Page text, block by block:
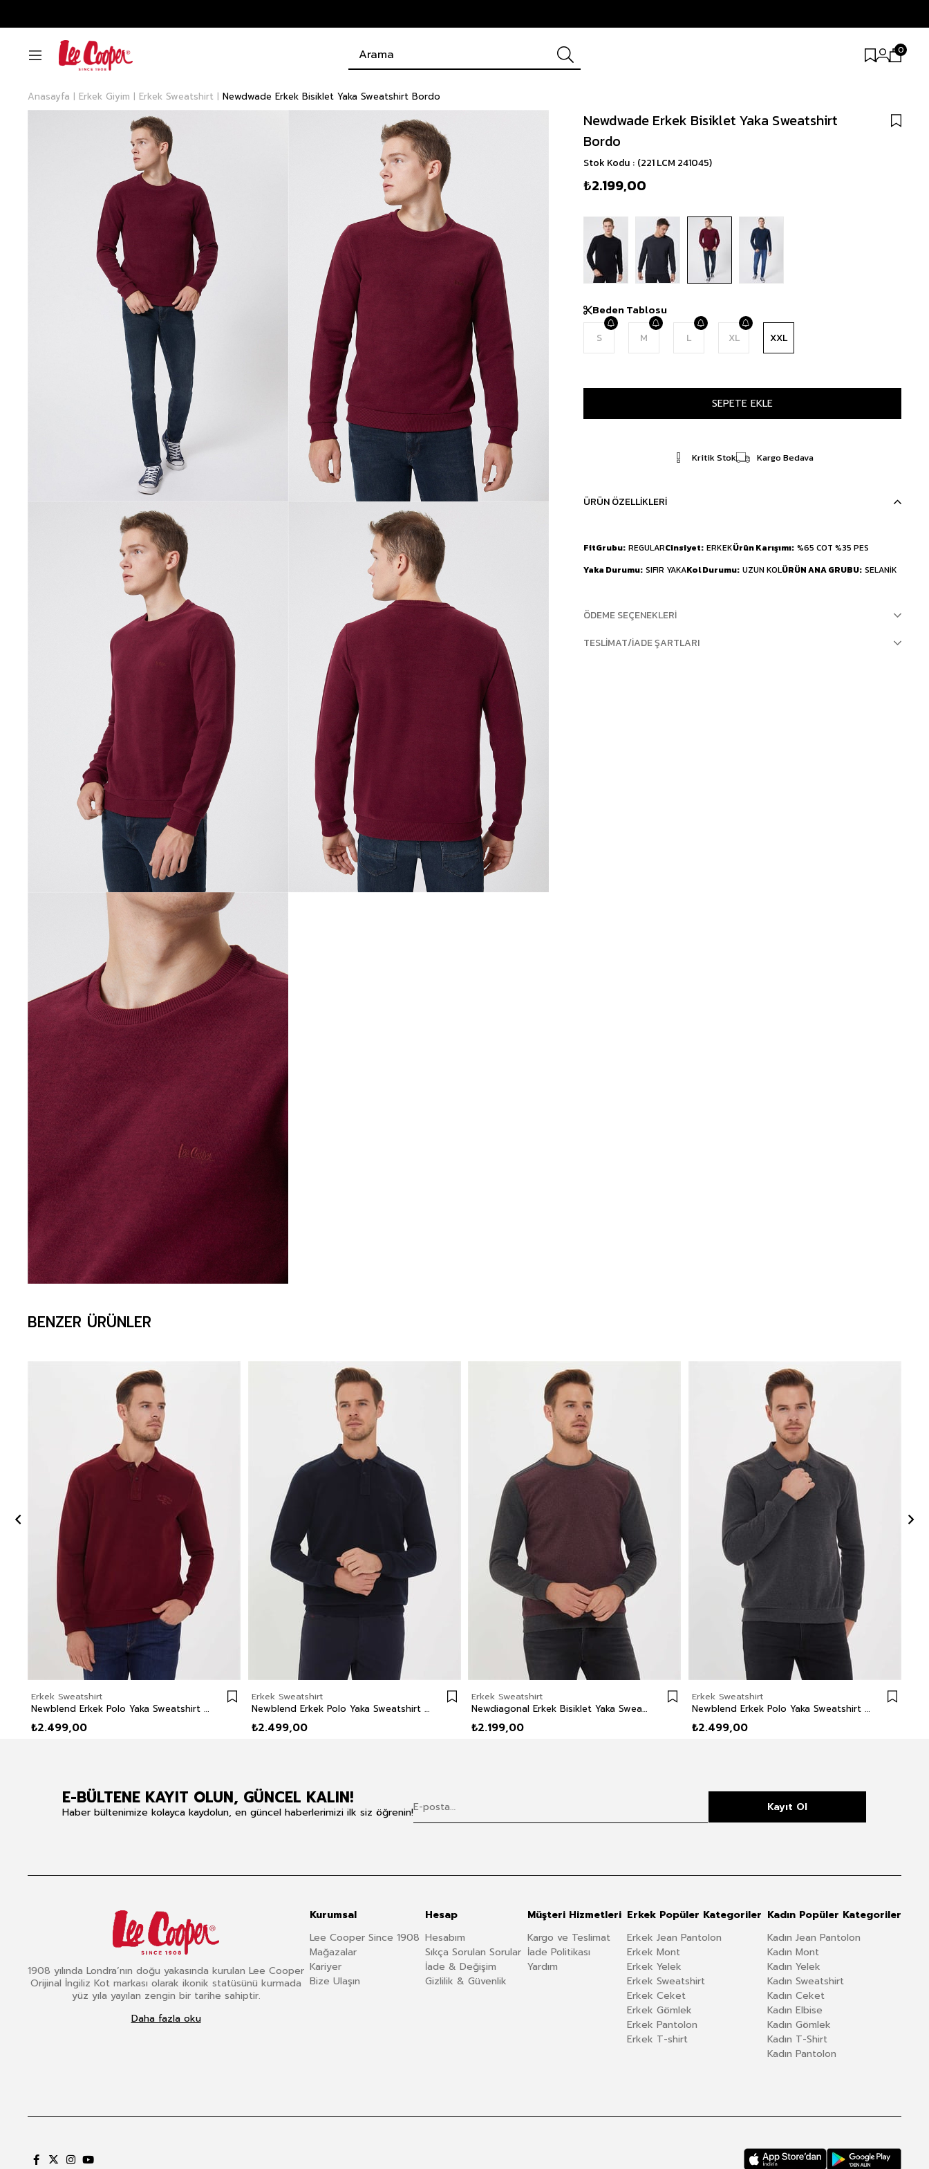
0
Anasayfa Erkek Giyim Erkek Sweatshirt Newdwade Erkek Bisiklet Yaka Sweatshirt Bordo
Newdwade Erkek Bisiklet Yaka Sweatshirt
Bordo
Stok Kodu (221 LCM 241045)
₺2.199,00
Beden Tablosu
S M L XL XXL
Kritik Stok Kargo Bedava
ÜRÜN ÖZELLIKLERI
FitGrubu REGULARCinsiyet ERKEKÜrün Karışımı %65 COT %35 PES
Yaka Durumu SIFIR YAKAKol Durumu UZUN KOLÜRÜN ANA GRUBU SELANİK
ÖDEME SEÇENEKLERI
TESLIMAT/İADE ŞARTLARI
BENZER ÜRÜNLER
Erkek Sweatshirt
Newblend Erkek Polo Yaka Sweatshirt Bordo
₺2.499,00
Erkek Sweatshirt
Newblend Erkek Polo Yaka Sweatshirt Lacivert
₺2.499,00
Erkek Sweatshirt
Newdiagonal Erkek Bisiklet Yaka Sweatshirt Bordo
₺2.199,00
Erkek Sweatshirt
Newblend Erkek Polo Yaka Sweatshirt Antrasit
₺2.499,00
E-BÜLTENE KAYIT OLUN, GÜNCEL KALIN!
Haber bültenimize kolayca kaydolun, en güncel haberlerimizi ilk siz öğrenin! Kayıt Ol
1908 yılında Londra’nın doğu yakasında kurulan Lee Cooper
Orijinal İngiliz Kot markası olarak ikonik statüsünü kurmada
yüz yıla yayılan zengin bir tarihe sahiptir.
Daha fazla oku
Kurumsal
Lee Cooper Since 1908
Mağazalar
Kariyer
Bize Ulaşın
Hesap
Hesabım
Sıkça Sorulan Sorular
İade & Değişim
Gizlilik & Güvenlik
Müşteri Hizmetleri
Kargo ve Teslimat
İade Politikası
Yardım
Erkek Popüler Kategoriler
Erkek Jean Pantolon
Erkek Mont
Erkek Yelek
Erkek Sweatshirt
Erkek Ceket
Erkek Gömlek
Erkek Pantolon
Erkek T-shirt
Kadın Popüler Kategoriler
Kadın Jean Pantolon
Kadın Mont
Kadın Yelek
Kadın Sweatshirt
Kadın Ceket
Kadın Elbise
Kadın Gömlek
Kadın T-Shirt
Kadın Pantolon